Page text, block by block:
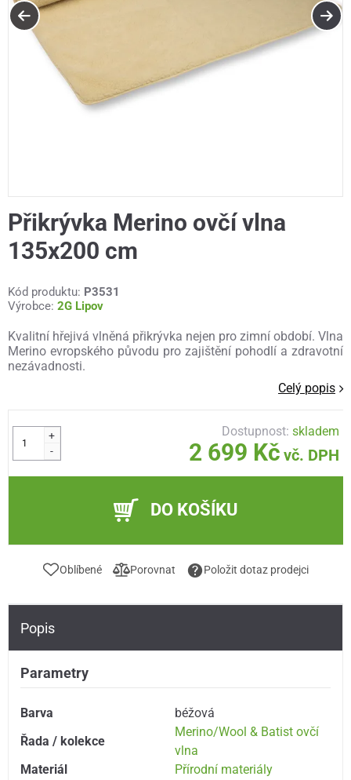
Přikrývka Merino ovčí vlna
135x200 cm
Kód produktu: P3531
Výrobce: 2G Lipov
Kvalitní hřejivá vlněná přikrývka nejen pro zimní období. Vlna
Merino evropského původu pro zajištění pohodlí a zdravotní
nezávadnosti.
Celý popis
+
-
Dostupnost:skladem
2 699 Kč vč. DPH
DO KOŠÍKU
Oblíbené Porovnat Položit dotaz prodejci
Popis
Parametry
Barva
béžová
Řada / kolekce
Merino/Wool & Batist ovčí
vlna
Materiál
Přírodní materiály